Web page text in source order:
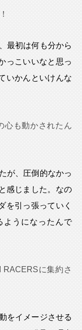
最初は何も分から
っこいいなと思っ
いかんといけんな
心も動かされたん
が、圧倒的なかっ
感じました。なの
を引っ張っていく
ようになったんで
に集約さ
をイメージさせる